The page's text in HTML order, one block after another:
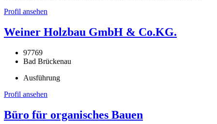
Profil ansehen
Weiner Holzbau GmbH & Co.KG.
97769
Bad Brückenau
Ausführung
Profil ansehen
Büro für organisches Bauen